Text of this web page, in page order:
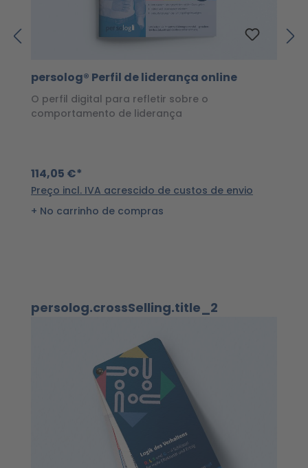
persolog® Perfil de liderança online
O perfil digital para refletir sobre o
comportamento de liderança
114,05 €*
Preço incl. IVA acrescido de custos de envio
No carrinho de compras
Ignorar a galeria de produtos
persolog.crossSelling.title_2